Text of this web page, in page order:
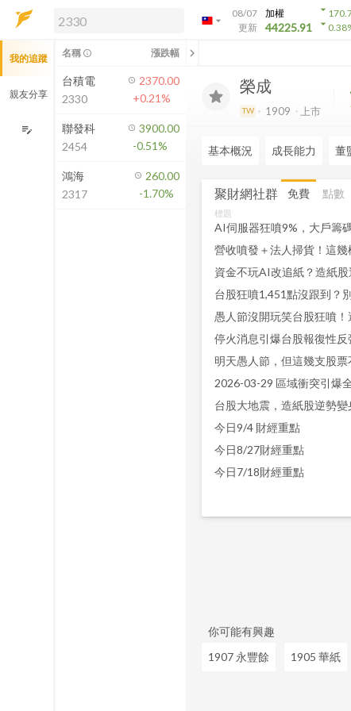
arrow_drop_down
08/07
更新
加權
44225.91
arrow_drop_down
arrow_drop_down0.38
解鎖即時行情及進階功能
方案」，即可解鎖以下功能：
即時行情
即時市況與排行
成交金額熱力圖
前往方案訂閱
如何綁定合作券商
榮成
TW 1909 上市
基本概況 成長能力 董
聚財網社群 免費 點數
標題
2026-03-29 區域衝突引爆
今日9/4 財經重點
今日8/27財經重點
今日7/18財經重點
你可能有興趣
1907 永豐餘
1905 華紙
我的追蹤
親友分享
edit_note
名稱 info_outline 漲跌幅 chevron_left
台積電
2330
2370.00
+0.21%
聯發科
2454
3900.00
-0.51%
鴻海
2317
260.00
-1.70%